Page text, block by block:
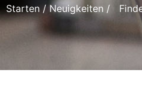
Starten/Neuigkeiten /